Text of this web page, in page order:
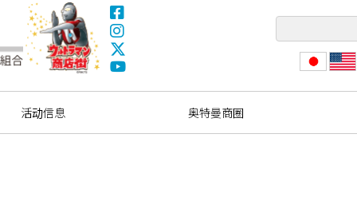
Facebook
Instagram
X(Twitter)
語
活动信息 奥特曼商圈